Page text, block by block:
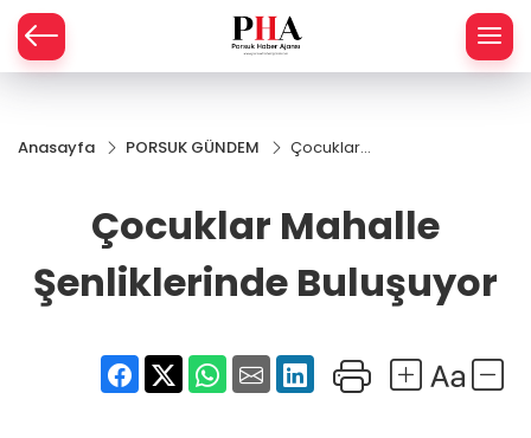
Anasayfa PORSUK GÜNDEM
Çocuklar
Buluşuyor
Çocuklar Mahalle
Şenliklerinde Buluşuyor